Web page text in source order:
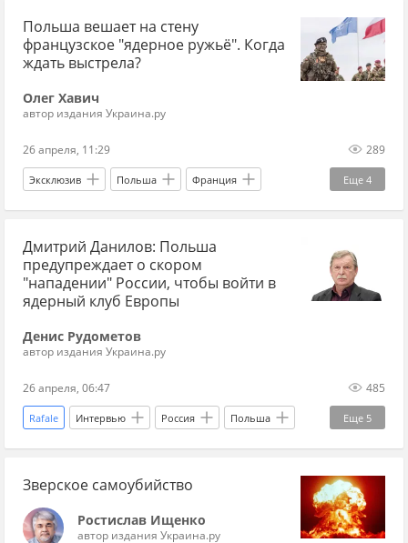
дзен СВО
нападение война военная эскалация
эскалация Главные новости
международные отношения
Международная политика
Польша вешает на стену
французское "ядерное ружьё". Когда
ждать выстрела?
Олег Хавич
автор издания Украина.ру
26 апреля, 11:29 289
Еще 4
Эксклюзив Польша Франция
Россия Эммануэль Макрон
Дональд Трамп НАТО
Дмитрий Данилов: Польша
предупреждает о скором
"нападении" России, чтобы войти в
ядерный клуб Европы
Денис Рудометов
автор издания Украина.ру
26 апреля, 06:47 485
Еще 5
Rafale Интервью Россия Польша
Европа Дональд Трамп НАТО
Украина.ру ВВС
Зверское самоубийство
Ростислав Ищенко
автор издания Украина.ру